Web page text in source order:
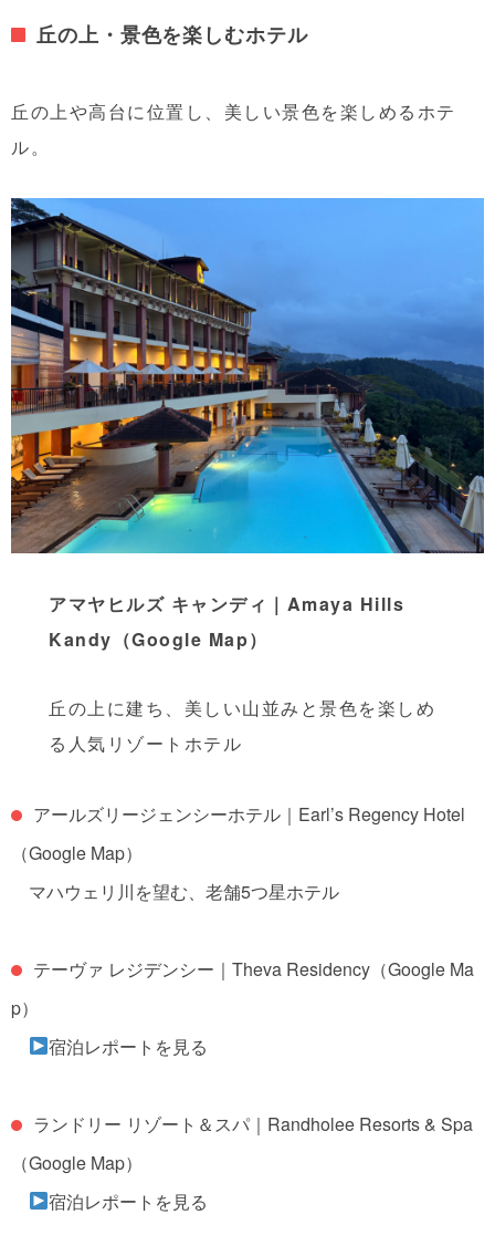
丘の上・景色を楽しむホテル
丘の上や高台に位置し、美しい景色を楽しめるホテ
ル。
アマヤヒルズ キャンディ｜Amaya Hills
Kandy （Google Map）
丘の上に建ち、美しい山並みと景色を楽しめ
る人気リゾートホテル
アールズリージェンシーホテル｜Earl’s Regency Hotel
（Google Map）
マハウェリ川を望む、老舗5つ星ホテル
テーヴァ レジデンシー｜Theva Residency （Google Ma
p）
宿泊レポートを見る
ランドリー リゾート＆スパ｜Randholee Resorts & Spa
（Google Map）
宿泊レポートを見る